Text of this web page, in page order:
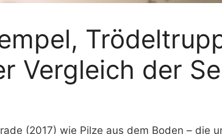
Vergleich der
(2017) wie Pilze aus dem Boden – die